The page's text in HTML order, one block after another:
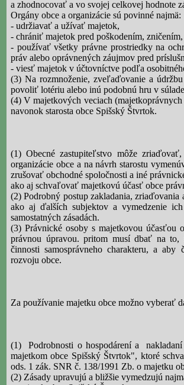
a zhodnocovať a vo svojej celkovej hodnote
Orgány obce a organizácie sú povinné najmä:
- udržiavať a užívať majetok,
- chrániť majetok pred poškodením,
- používať všetky právne prostriedky na
práv alebo oprávnených záujmov pred
- viesť majetok v účtovníctve podľa
(3) Na rozmnoženie, zveľaďovanie a
povoliť lotériu alebo inú podobnú hru v
(4) V majetkových veciach (majetkoprávnych
navonok starosta obce Spišský Štvrtok.
(1) Obecné zastupiteľstvo môže
organizácie obce a na návrh starostu
zrušovať obchodné spoločnosti a iné
ako aj schvaľovať majetkovú účasť obce
(2) Podrobný postup zakladania,
ako aj ďalších subjektov a vymedzenie
samostatných zásadách.
(3) Právnické osoby s majetkovou účasťou
právnou úpravou. pritom musí dbať na
činnosti samosprávneho charakteru, a aby
rozvoju obce.
Za používanie majetku obce možno vyberať
(1) Podrobnosti o hospodárení a
majetkom obce Spišský Štvrtok", ktoré
ods. 1 zák. SNR č. 138/1991 Zb. o majetku
(2) Zásady upravujú a bližšie vymedzujú